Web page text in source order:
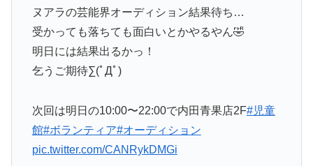
ヌアラの芸能界オーディション結果待ち…
受かっても落ちても面白いとかやるやん🤣
明日には結果出るかっ！
乞うご期待∑(ﾟДﾟ)
次回は明日の10:00〜22:00で内田青果店2F#児童
館#ボランティア#オーディション
pic.twitter.com/CANRykDMGi